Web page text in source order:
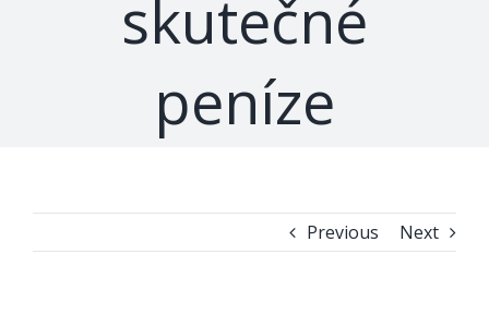
skutečné
peníze
Previous Next